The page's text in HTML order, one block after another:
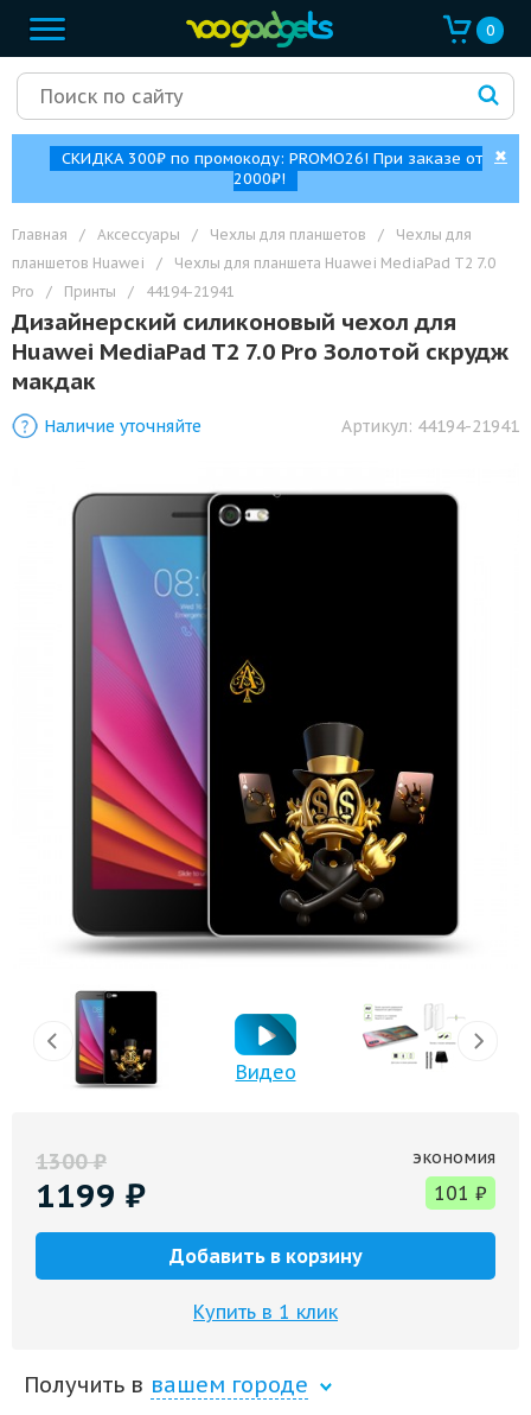
0
СКИДКА 300₽ по промокоду: PROMO26! При заказе от
2000₽!
✖
Главная / Аксессуары / Чехлы для планшетов /
Чехлы для
планшетов Huawei
/
Чехлы для планшета Huawei MediaPad T2 7.0
Pro
/ Принты / 44194-21941
Дизайнерский силиконовый чехол для
Huawei MediaPad T2 7.0 Pro Золотой скрудж
макдак
Видео
Наличие уточняйте Артикул: 44194-21941
1300₽
1199 ₽
экономия
101 ₽
Добавить в корзину
Купить в 1 клик
Получить в вашем городе